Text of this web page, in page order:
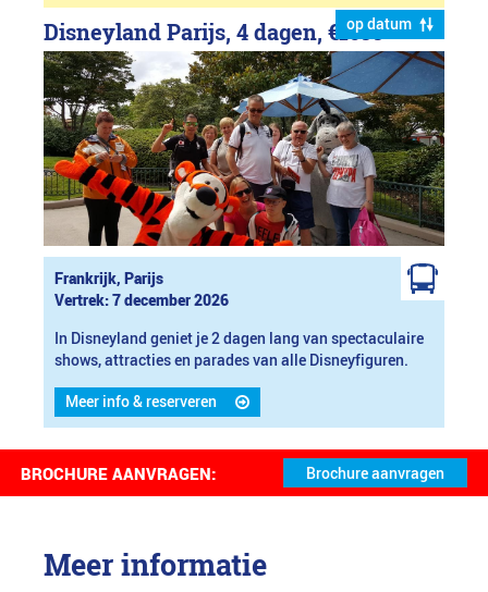
op datum
Disneyland Parijs, 4 dagen, €1099
Frankrijk, Parijs
Vertrek: 7 december 2026
In Disneyland geniet je 2 dagen lang van spectaculaire
shows, attracties en parades van alle Disneyfiguren.
Meer info & reserveren
BROCHURE AANVRAGEN:
Meer informatie